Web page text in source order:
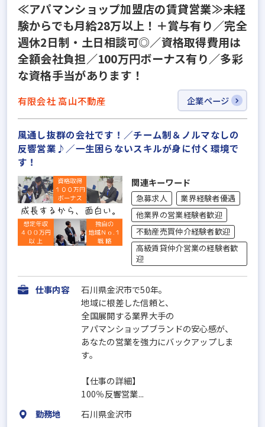
≪アパマンショップ加盟店の賃貸営業≫未経
験からでも月給28万以上！＋賞与有り／完全
週休2日制・土日相談可◎／資格取得費用は
全額会社負担／100万円ボーナス有り／多彩
な資格手当があります！
有限会社 高山不動産 企業ページ
風通し抜群の会社です！／チーム制＆ノルマなしの
反響営業♪／一生困らないスキルが身に付く環境で
す！
関連キーワード
急募求人
業界経験者優遇
他業界の営業経験者歓迎
不動産売買仲介経験者歓迎
高級賃貸仲介営業の経験者歓
迎
仕事内容
石川県金沢市で50年。
地域に根差した信頼と、
全国展開する業界大手の
アパマンショップブランドの安心感が、
あなたの営業を強力にバックアップしま
す。
【仕事の詳細】
100％反響営業...
勤務地
石川県金沢市